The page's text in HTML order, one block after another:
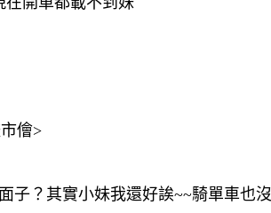
儈>
子？其實小妹我還好誒~~騎單車也沒